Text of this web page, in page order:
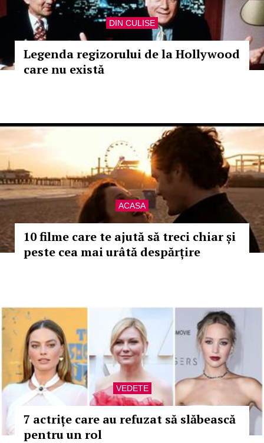
DIN CULISE
Legenda regizorului de la Hollywood
care nu există
ACASA
10 filme care te ajută să treci chiar și
peste cea mai urâtă despărțire
VEDETE
7 actrițe care au refuzat să slăbească
pentru un rol